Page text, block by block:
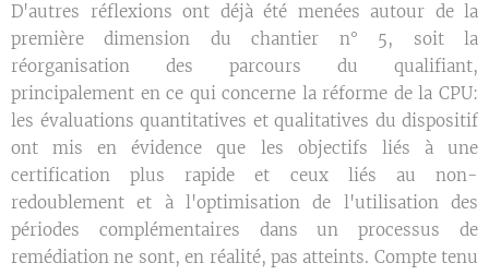
D'autres réflexions ont déjà été menées autour de la
première dimension du chantier n° 5, soit la
réorganisation des parcours du qualifiant,
principalement en ce qui concerne la réforme de la CPU:
les évaluations quantitatives et qualitatives du dispositif
ont mis en évidence que les objectifs liés à une
certification plus rapide et ceux liés au non-
redoublement et à l'optimisation de l'utilisation des
périodes complémentaires dans un processus de
remédiation ne sont, en réalité, pas atteints. Compte tenu